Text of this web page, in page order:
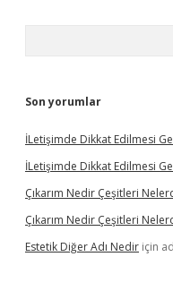
Son yorumlar
İLetişimde Dikkat Edilmesi
İLetişimde Dikkat Edilmesi
Çıkarım Nedir Çeşitleri
Çıkarım Nedir Çeşitleri
Estetik Diğer Adı Nedir için